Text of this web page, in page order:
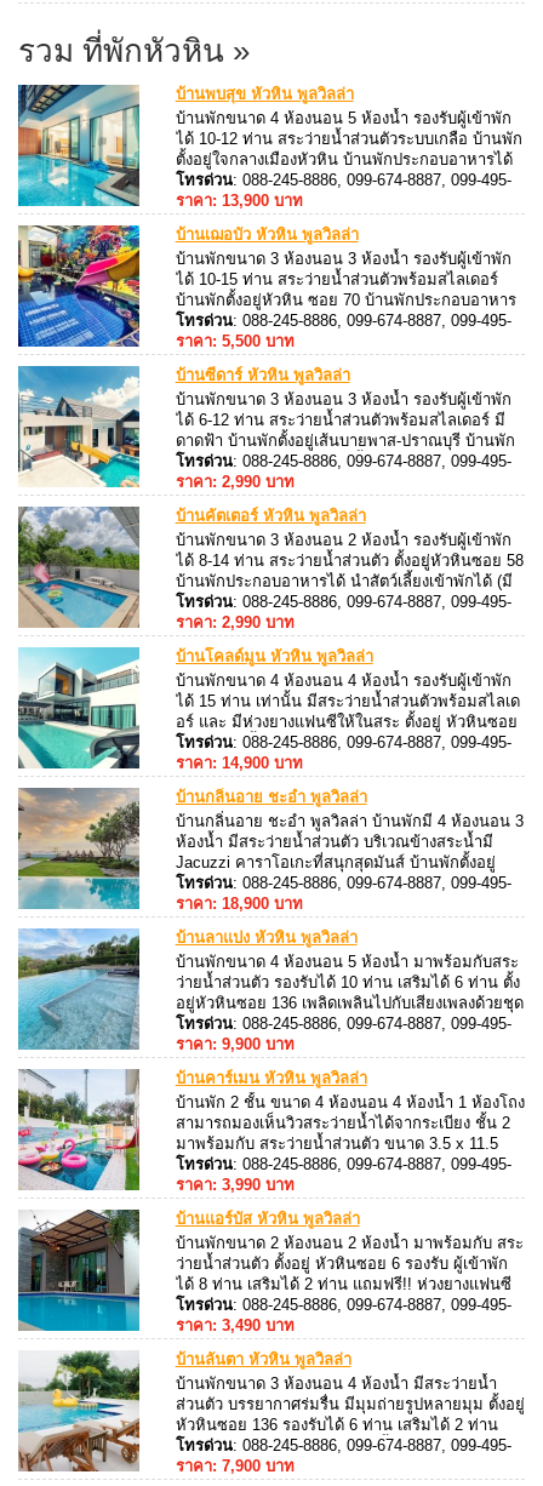
รวม ที่พักหัวหิน »
บ้านพบสุข หัวหิน พูลวิลล่า
บ้านพักขนาด 4 ห้องนอน 5 ห้องน้ำ รองรับผู้เข้าพัก
ได้ 10-12 ท่าน สระว่ายน้ำส่วนตัวระบบเกลือ บ้านพัก
ตั้งอยู่ใจกลางเมืองหัวหิน บ้านพักประกอบอาหารได้
สิ่งอำนวยความสะดวกมากมาย ฟรี!! wifi
โทรด่วน: 088-245-8886, 099-674-8887, 099-495-
8887, 088-245-8887
ราคา: 13,900 บาท
บ้านเฌอบัว หัวหิน พูลวิลล่า
บ้านพักขนาด 3 ห้องนอน 3 ห้องน้ำ รองรับผู้เข้าพัก
ได้ 10-15 ท่าน สระว่ายน้ำส่วนตัวพร้อมสไลเดอร์
บ้านพักตั้งอยู่หัวหิน ซอย 70 บ้านพักประกอบอาหาร
ได้ สิ่งอำนวยความสะดวกมากมาย ฟรี!! บริการ
คาราโอเกะ ไฟเธค และ โต๊ะพูล
โทรด่วน: 088-245-8886, 099-674-8887, 099-495-
8887, 088-245-8887
ราคา: 5,500 บาท
บ้านซีดาร์ หัวหิน พูลวิลล่า
บ้านพักขนาด 3 ห้องนอน 3 ห้องน้ำ รองรับผู้เข้าพัก
ได้ 6-12 ท่าน สระว่ายน้ำส่วนตัวพร้อมสไลเดอร์ มี
ดาดฟ้า บ้านพักตั้งอยู่เส้นบายพาส-ปราณบุรี บ้านพัก
ประกอบอาหารได้ นำสัตว์เลี้ยงเข้าพักได้ (มีค่า
บริการ) สิ่งอำนวยความสะดวกมากมาย ฟรี!! บริการ
โทรด่วน: 088-245-8886, 099-674-8887, 099-495-
8887, 088-245-8887
ราคา: 2,990 บาท
บ้านคัตเตอร์ หัวหิน พูลวิลล่า
บ้านพักขนาด 3 ห้องนอน 2 ห้องน้ำ รองรับผู้เข้าพัก
ได้ 8-14 ท่าน สระว่ายน้ำส่วนตัว ตั้งอยู่หัวหินซอย 58
บ้านพักประกอบอาหารได้ นำสัตว์เลี้ยงเข้าพักได้ (มี
ค่าบริการ) สิ่งอำนวยความสะดวกมากมาย ฟรี!!
บริการ คาราโอเกะ ไฟเธค และ โต๊ะพูล
โทรด่วน: 088-245-8886, 099-674-8887, 099-495-
8887, 088-245-8887
ราคา: 2,990 บาท
บ้านโคลด์มูน หัวหิน พูลวิลล่า
บ้านพักขนาด 4 ห้องนอน 4 ห้องน้ำ รองรับผู้เข้าพัก
ได้ 15 ท่าน เท่านั้น มีสระว่ายน้ำส่วนตัวพร้อมสไลเด
อร์ และ มีห่วงยางแฟนซีให้ในสระ ตั้งอยู่ หัวหินซอย
70 ติดแอร์ทั้งหลัง สามารถประกอบอาหารได้อุปกรณ์
ครัวครบ มีเตาปิ้งย่าง บริการ ติดแอร์ทั้งหลัง
โทรด่วน: 088-245-8886, 099-674-8887, 099-495-
8887, 088-245-8887
ราคา: 14,900 บาท
บ้านกลิ่นอาย ชะอำ พูลวิลล่า
บ้านกลิ่นอาย ชะอำ พูลวิลล่า บ้านพักมี 4 ห้องนอน 3
ห้องน้ำ มีสระว่ายน้ำส่วนตัว บริเวณข้างสระน้ำมี
Jacuzzi คาราโอเกะที่สนุกสุดมันส์ บ้านพักตั้งอยู่
ชะอำ วิวติดทะเล
โทรด่วน: 088-245-8886, 099-674-8887, 099-495-
8887, 088-245-8887
ราคา: 18,900 บาท
บ้านลาแปง หัวหิน พูลวิลล่า
บ้านพักขนาด 4 ห้องนอน 5 ห้องน้ำ มาพร้อมกับสระ
ว่ายน้ำส่วนตัว รองรับได้ 10 ท่าน เสริมได้ 6 ท่าน ตั้ง
อยู่หัวหินซอย 136 เพลิดเพลินไปกับเสียงเพลงด้วยชุด
คาราโอเกะ + ไฟเธค สามารถประกอบอาหารได้ มี
อุปกรณ์ครัวครับ มีเตาปิ้งย่างบริการ
โทรด่วน: 088-245-8886, 099-674-8887, 099-495-
8887, 088-245-8887
ราคา: 9,900 บาท
บ้านคาร์เมน หัวหิน พูลวิลล่า
บ้านพัก 2 ชั้น ขนาด 4 ห้องนอน 4 ห้องน้ำ 1 ห้องโถง
สามารถมองเห็นวิวสระว่ายน้ำได้จากระเบียง ชั้น 2
มาพร้อมกับ สระว่ายน้ำส่วนตัว ขนาด 3.5 x 11.5
เมตร ระบบเกลือ Free ห่วงยางแฟนซีในสระ รองรับ
ผู้เข้าพักได้ 10-12 ท่านเสริมได้ 8 ท่าน
โทรด่วน: 088-245-8886, 099-674-8887, 099-495-
8887, 088-245-8887
ราคา: 3,990 บาท
บ้านแอร์บัส หัวหิน พูลวิลล่า
บ้านพักขนาด 2 ห้องนอน 2 ห้องน้ำ มาพร้อมกับ สระ
ว่ายน้ำส่วนตัว ตั้งอยู่ หัวหินซอย 6 รองรับ ผู้เข้าพัก
ได้ 8 ท่าน เสริมได้ 2 ท่าน แถมฟรี!! ห่วงยางแฟนซี
เพลิดเพลินไปกับเสียงเพลงด้วยชุด คาราโอเกะ + ไฟ
เธค สามารถประกอบอาหารได้ มีอุปกรณ์ครัวครบ มี
โทรด่วน: 088-245-8886, 099-674-8887, 099-495-
8887, 088-245-8887
ราคา: 3,490 บาท
บ้านลันตา หัวหิน พูลวิลล่า
บ้านพักขนาด 3 ห้องนอน 4 ห้องน้ำ มีสระว่ายน้ำ
ส่วนตัว บรรยากาศร่มรื่น มีมุมถ่ายรูปหลายมุม ตั้งอยู่
หัวหินซอย 136 รองรับได้ 6 ท่าน เสริมได้ 2 ท่าน
บ้านพักมีอุปกรณ์ครัวพร้อมเตาปิ้งย่าง สามารถ
ประกอบอาหารได้ เพลิดเพลินไปกับเสียงเพลงด้วยชุด
โทรด่วน: 088-245-8886, 099-674-8887, 099-495-
8887, 088-245-8887
ราคา: 7,900 บาท